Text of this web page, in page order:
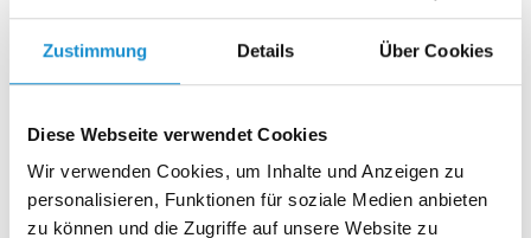
Zustimmung Details Über Cookies
Diese Webseite verwendet Cookies
Wir verwenden Cookies, um Inhalte und Anzeigen zu
personalisieren, Funktionen für soziale Medien anbieten
zu können und die Zugriffe auf unsere Website zu
Missverständnissen vor, erleichtert Entscheidungen und
stärkt das Vertrauen in Prozesse. Es geht um Sicherheit und
Verlässlichkeit für neue Mitarbeitende ebenso wie für
Führungskräfte.
Mehr als ein Dokument: Werkzeug für Führung
und Kultur
Ein gut konzipiertes Mitarbeiter*innenhandbuch ist kein